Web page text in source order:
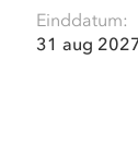
Einddatum:
31 aug